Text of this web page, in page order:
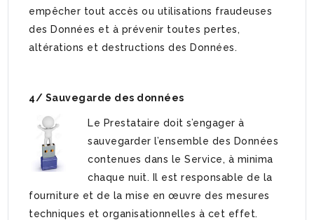
empêcher tout accès ou utilisations fraudeuses
des Données et à prévenir toutes pertes,
altérations et destructions des Données.
4/ Sauvegarde des données
Le Prestataire doit s’engager à
sauvegarder l’ensemble des Données
contenues dans le Service, à minima
chaque nuit. Il est responsable de la
fourniture et de la mise en œuvre des mesures
techniques et organisationnelles à cet effet.